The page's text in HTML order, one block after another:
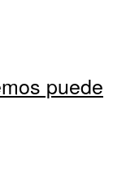
puede